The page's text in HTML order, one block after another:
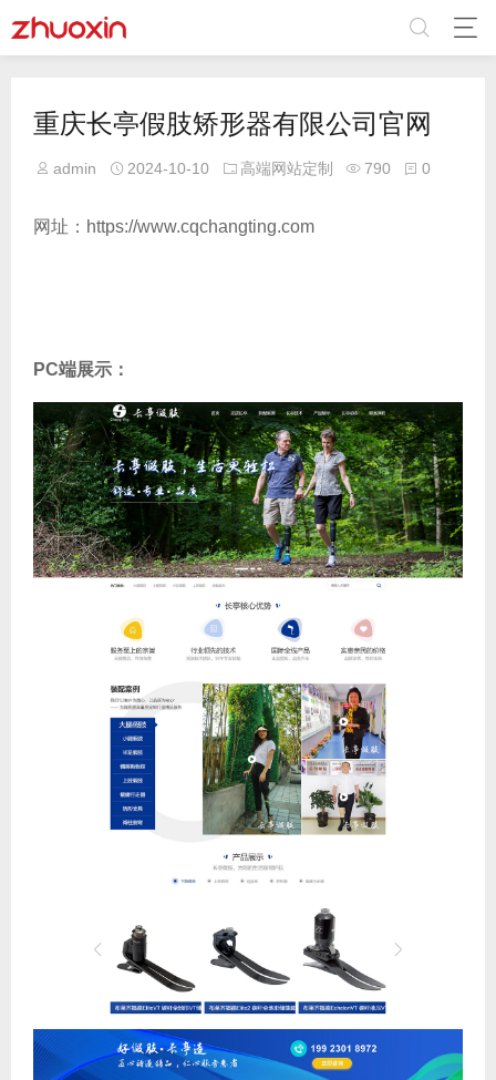
重庆长亭假肢矫形器有限公司官网
admin 2024-10-10 高端网站定制 790 0
网址：https://www.cqchangting.com
PC端展示：